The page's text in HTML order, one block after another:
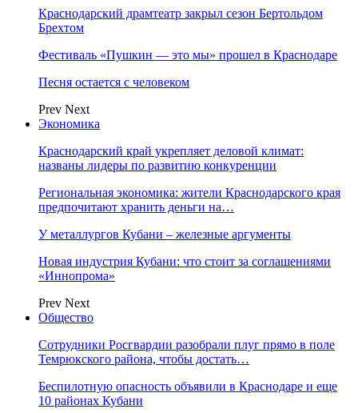
Краснодарский драмтеатр закрыл сезон Бертольдом
Брехтом
Фестиваль «Пушкин — это мы» прошел в Краснодаре
Песня остается с человеком
Prev Next
Экономика
Краснодарский край укрепляет деловой климат:
названы лидеры по развитию конкуренции
Региональная экономика: жители Краснодарского края
предпочитают хранить деньги на…
У металлургов Кубани – железные аргументы
Новая индустрия Кубани: что стоит за соглашениями
«Иннопрома»
Prev Next
Общество
Сотрудники Росгвардии разобрали плуг прямо в поле
Темрюкского района, чтобы достать…
Беспилотную опасность объявили в Краснодаре и еще
10 районах Кубани